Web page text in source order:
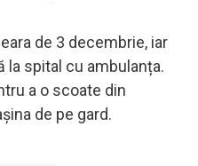
de 3 decembrie, iar
la spital cu ambulanța.
a o scoate din
de pe gard.